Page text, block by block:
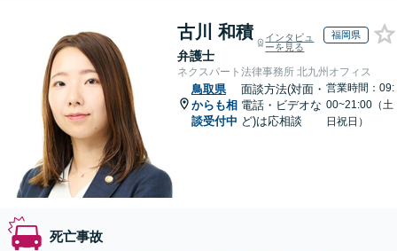
古川 和積
弁護士
インタビュ
ーを見る
福岡県
ネクスパート法律事務所 北九州オフィス
鳥取県
からも相
談受付中
面談方法(対面・
電話・ビデオな
ど)は応相談
営業時間：09:
00~21:00（土
日祝日）
死亡事故